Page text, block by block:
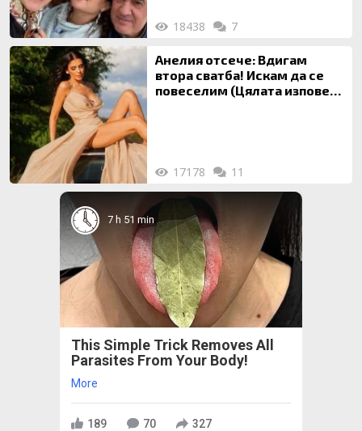
18438 7
Анелия отсече: Вдигам
втора сватба! Искам да се
повеселим (Цялата изповед
17178 11
7 h 51 min
This Simple Trick Removes All
Parasites From Your Body!
More
189 70 327